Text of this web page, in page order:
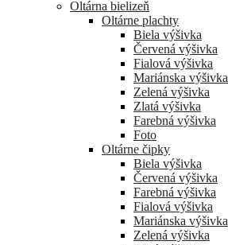
Oltárna bielizeň
Oltárne plachty
Biela výšivka
Červená výšivka
Fialová výšivka
Mariánska výšivka
Zelená výšivka
Zlatá výšivka
Farebná výšivka
Foto
Oltárne čipky
Biela výšivka
Červená výšivka
Farebná výšivka
Fialová výšivka
Mariánska výšivka
Zelená výšivka